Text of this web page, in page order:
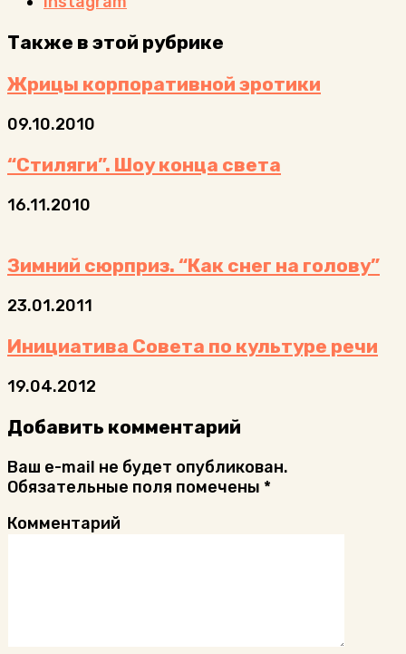
Также в этой рубрике
Жрицы корпоративной эротики
09.10.2010
“Стиляги”. Шоу конца света
16.11.2010
Зимний сюрприз. “Как снег на голову”
23.01.2011
Инициатива Совета по культуре речи
19.04.2012
Добавить комментарий
Ваш e-mail не будет опубликован.
Обязательные поля помечены *
Комментарий